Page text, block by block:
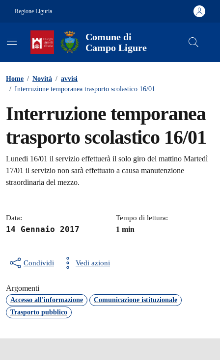
Regione Liguria
Comune di
Campo Ligure
Home / Novità / avvisi
/ Interruzione temporanea trasporto scolastico 16/01
Interruzione temporanea
trasporto scolastico 16/01
Dettagli della notizia
Lunedi 16/01 il servizio effettuerà il solo giro del mattino Martedì
17/01 il servizio non sarà effettuato a causa manutenzione
straordinaria del mezzo.
Data:
14 Gennaio 2017
Tempo di lettura:
1 min
Condividi Vedi azioni
Argomenti
Accesso all'informazione
Comunicazione istituzionale
Trasporto pubblico